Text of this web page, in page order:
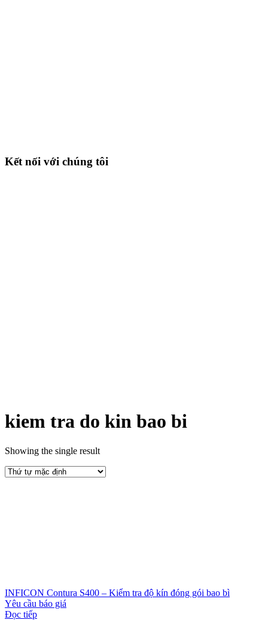
Kết nối với chúng tôi
kiem tra do kin bao bi
Showing the single result
INFICON Contura S400 – Kiểm tra độ kín đóng gói bao bì
Yêu cầu báo giá
Đọc tiếp